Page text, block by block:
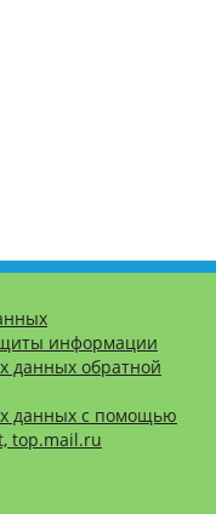
информации
данных обратной
данных с помощью
top.mail.ru